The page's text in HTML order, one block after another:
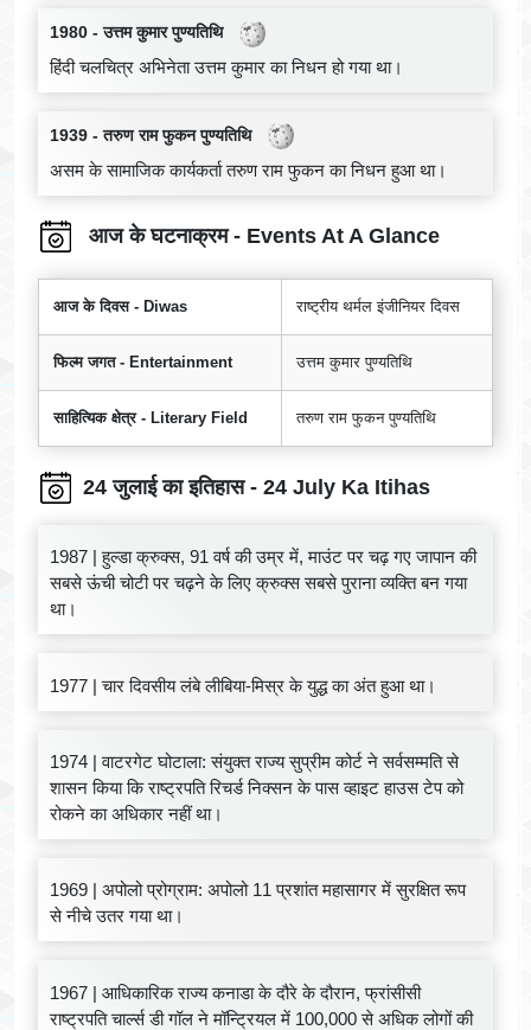
1980 - उत्तम कुमार पुण्यतिथि
हिंदी चलचित्र अभिनेता उत्तम कुमार का निधन हो गया था।
1939 - तरुण राम फुकन पुण्यतिथि
असम के सामाजिक कार्यकर्ता तरुण राम फुकन का निधन हुआ था।
आज के घटनाक्रम - Events At A Glance
आज के दिवस - Diwas राष्ट्रीय थर्मल इंजीनियर दिवस
फिल्म जगत - Entertainment उत्तम कुमार पुण्यतिथि
साहित्यिक क्षेत्र - Literary Field तरुण राम फुकन पुण्यतिथि
24 जुलाई का इतिहास - 24 July Ka Itihas
1987 | हुल्डा क्रुक्स, 91 वर्ष की उम्र में, माउंट पर चढ़ गए जापान की
सबसे ऊंची चोटी पर चढ़ने के लिए क्रुक्स सबसे पुराना व्यक्ति बन गया
था।
1977 | चार दिवसीय लंबे लीबिया-मिस्र के युद्ध का अंत हुआ था।
1974 | वाटरगेट घोटाला: संयुक्त राज्य सुप्रीम कोर्ट ने सर्वसम्मति से
शासन किया कि राष्ट्रपति रिचर्ड निक्सन के पास व्हाइट हाउस टेप को
रोकने का अधिकार नहीं था।
1969 | अपोलो प्रोग्राम: अपोलो 11 प्रशांत महासागर में सुरक्षित रूप
से नीचे उतर गया था।
1967 | आधिकारिक राज्य कनाडा के दौरे के दौरान, फ्रांसीसी
राष्ट्रपति चार्ल्स डी गॉल ने मॉन्ट्रियल में 100,000 से अधिक लोगों की